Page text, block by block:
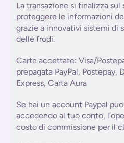
La transazione si finalizza
proteggere le informazioni
grazie a innovativi sistemi di
delle frodi.
Carte accettate: Visa/
prepagata PayPal, Postepay,
Express, Carta Aura
Se hai un account Paypal
accedendo al tuo conto,
costo di commissione per il